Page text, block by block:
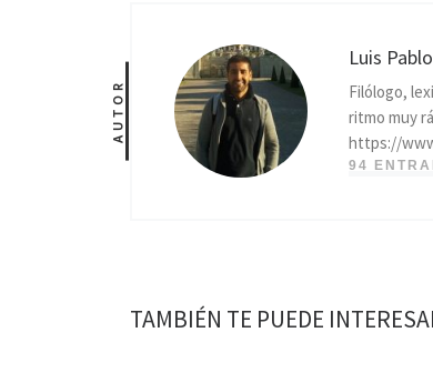
AUTOR
Luis
Filólogo,
ritmo muy
https://
94
TAMBIÉN TE PUEDE